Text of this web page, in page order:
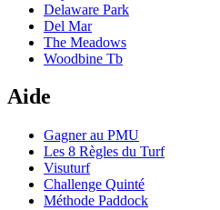
Delaware Park
Del Mar
The Meadows
Woodbine Tb
Aide
Gagner au PMU
Les 8 Règles du Turf
Visuturf
Challenge Quinté
Méthode Paddock